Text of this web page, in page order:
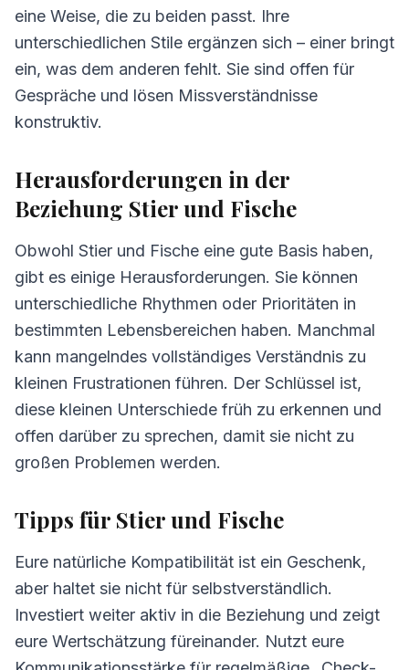
eine Weise, die zu beiden passt. Ihre
unterschiedlichen Stile ergänzen sich – einer bringt
ein, was dem anderen fehlt. Sie sind offen für
Gespräche und lösen Missverständnisse
konstruktiv.
Herausforderungen in der
Beziehung Stier und Fische
Obwohl Stier und Fische eine gute Basis haben,
gibt es einige Herausforderungen. Sie können
unterschiedliche Rhythmen oder Prioritäten in
bestimmten Lebensbereichen haben. Manchmal
kann mangelndes vollständiges Verständnis zu
kleinen Frustrationen führen. Der Schlüssel ist,
diese kleinen Unterschiede früh zu erkennen und
offen darüber zu sprechen, damit sie nicht zu
großen Problemen werden.
Tipps für Stier und Fische
Eure natürliche Kompatibilität ist ein Geschenk,
aber haltet sie nicht für selbstverständlich.
Investiert weiter aktiv in die Beziehung und zeigt
eure Wertschätzung füreinander. Nutzt eure